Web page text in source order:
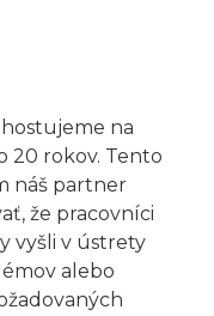
na
20 rokov. Tento
náš partner
že pracovníci
vyšli v ústrety
alebo